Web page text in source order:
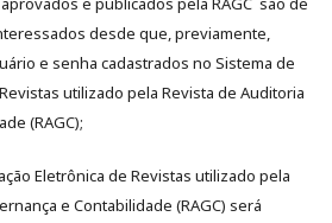
desde que, previamente,
e senha cadastrados no Sistema de
utilizado pela Revista de Auditoria
(RAGC);
Eletrônica de Revistas utilizado pela
e Contabilidade (RAGC) será